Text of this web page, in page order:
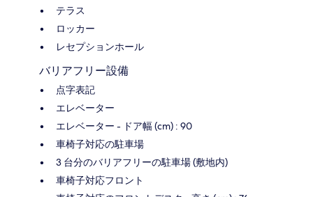
テラス
ロッカー
レセプションホール
バリアフリー設備
点字表記
エレベーター
エレベーター - ドア幅 (cm) : 90
車椅子対応の駐車場
3 台分のバリアフリーの駐車場 (敷地内)
車椅子対応フロント